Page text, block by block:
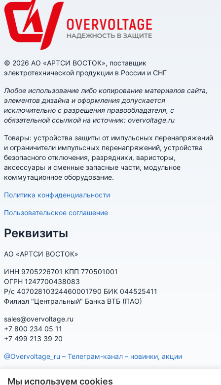
© 2026 АО «АРТСИ ВОСТОК», поставщик
электротехнической продукции в России и СНГ
Любое использование либо копирование материалов сайта,
элементов дизайна и оформления допускается
исключительно с разрешения правообладателя, с
обязательной ссылкой на источник: overvoltage.ru
Товары: устройства защиты от импульсных перенапряжений
и ограничители импульсных перенапряжений, устройства
безопасного отключения, разрядники, варисторы,
аксессуары и сменные запасные части, модульное
коммутационное оборудование.
Политика конфиденциальности
Пользовательское соглашение
Реквизиты
АО «АРТСИ ВОСТОК»
ИНН 9705226701 КПП 770501001
ОГРН 1247700438083
Р/с 40702810324460001790 БИК 044525411
Филиал "Центральный" Банка ВТБ (ПАО)
sales@overvoltage.ru
+7 800 234 05 11
+7 499 213 39 20
@Overvoltage_ru – Телеграм-канал – новинки, акции
Мы используем cookies